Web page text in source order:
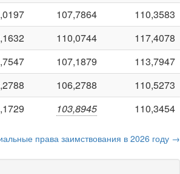
107,7864
110,3583
110,0744
117,4078
107,1879
113,7947
106,2788
110,5273
103,8945 110,3454
права заимствования в 2026 году →